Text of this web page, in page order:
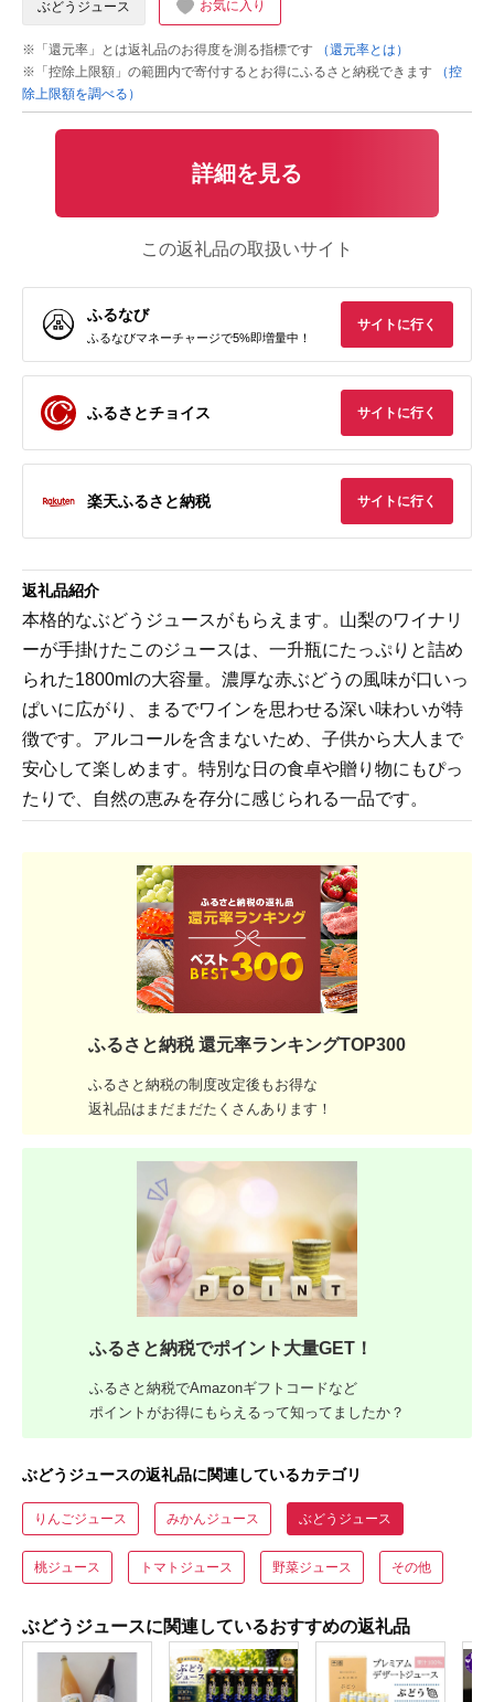
ぶどうジュース お気に入り
※「還元率」とは返礼品のお得度を測る指標です
（還元率とは）
※「控除上限額」の範囲内で寄付するとお得にふるさと納税できます
（控
除上限額を調べる）
詳細を見る
この返礼品の取扱いサイト
ふるなび
ふるなびマネーチャージで5%即増量中！
サイトに行く
ふるさとチョイス サイトに行く
楽天ふるさと納税 サイトに行く
返礼品紹介
本格的なぶどうジュースがもらえます。山梨のワイナリ
ーが手掛けたこのジュースは、一升瓶にたっぷりと詰め
られた1800mlの大容量。濃厚な赤ぶどうの風味が口いっ
ぱいに広がり、まるでワインを思わせる深い味わいが特
徴です。アルコールを含まないため、子供から大人まで
安心して楽しめます。特別な日の食卓や贈り物にもぴっ
たりで、自然の恵みを存分に感じられる一品です。
ふるさと納税 還元率ランキングTOP300
ふるさと納税の制度改定後もお得な
返礼品はまだまだたくさんあります！
ふるさと納税でポイント大量GET！
ふるさと納税でAmazonギフトコードなど
ポイントがお得にもらえるって知ってましたか？
ぶどうジュースの返礼品に関連しているカテゴリ
りんごジュース みかんジュース ぶどうジュース
桃ジュース トマトジュース 野菜ジュース その他
ぶどうジュースに関連しているおすすめの返礼品